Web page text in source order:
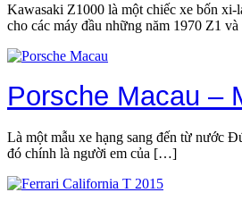
Kawasaki Z1000 là một chiếc xe bốn xi-
cho các máy đầu những năm 1970 Z1
Porsche Macau –
Là một mẫu xe hạng sang đến từ nước
đó chính là người em của […]